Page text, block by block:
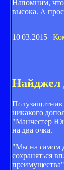
Напомним, что
высока. А
10.03.2015 |
Полузащитник
никакого
"Манчестер
на два очка.
"Мы на самом
сохраняться